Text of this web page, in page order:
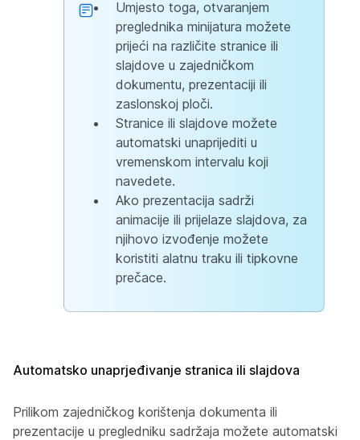
Umjesto toga, otvaranjem
preglednika minijatura možete
prijeći na različite stranice ili
slajdove u zajedničkom
dokumentu, prezentaciji ili
zaslonskoj ploči.
Stranice ili slajdove možete
automatski unaprijediti u
vremenskom intervalu koji
navedete.
Ako prezentacija sadrži
animacije ili prijelaze slajdova, za
njihovo izvođenje možete
koristiti alatnu traku ili tipkovne
prečace.
Automatsko unaprjeđivanje stranica ili slajdova
Prilikom zajedničkog korištenja dokumenta ili
prezentacije u pregledniku sadržaja možete automatski